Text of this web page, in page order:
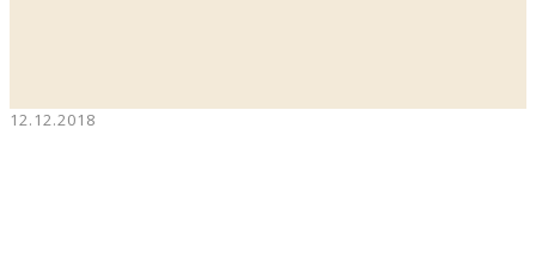
12.12.2018